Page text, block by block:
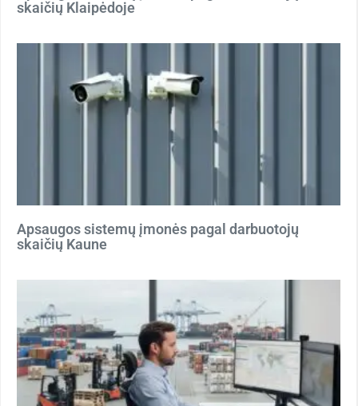
skaičių Klaipėdoje
Apsaugos sistemų įmonės pagal darbuotojų
skaičių Kaune